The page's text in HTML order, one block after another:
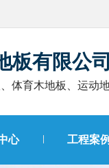
板有限公司
体育木地板、运动
心 工程案例